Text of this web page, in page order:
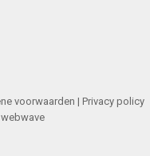
voorwaarden | Privacy policy
webwave